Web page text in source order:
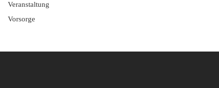
Veranstaltung
Vorsorge